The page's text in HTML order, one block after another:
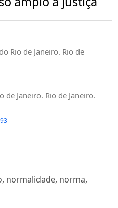
Rio de Janeiro. Rio de
de Janeiro. Rio de Janeiro.
normalidade, norma,